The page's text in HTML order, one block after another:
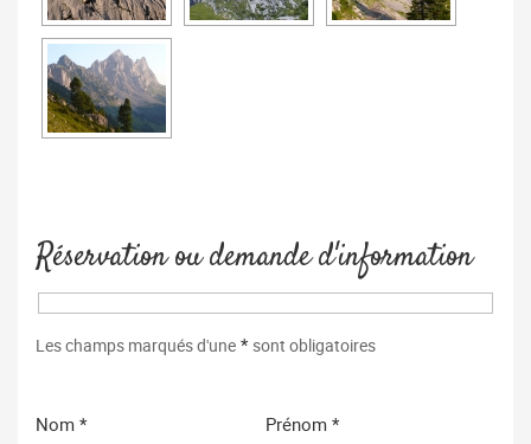
Réservation ou demande d'information
Les champs marqués d'une * sont obligatoires
Nom * Prénom *